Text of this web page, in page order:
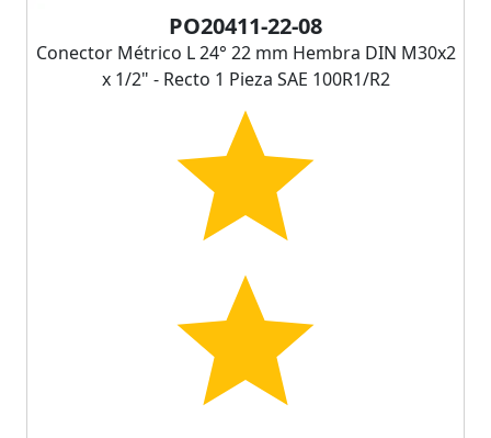
PO20411-22-08
Conector Métrico L 24° 22 mm Hembra DIN M30x2
x 1/2" - Recto 1 Pieza SAE 100R1/R2